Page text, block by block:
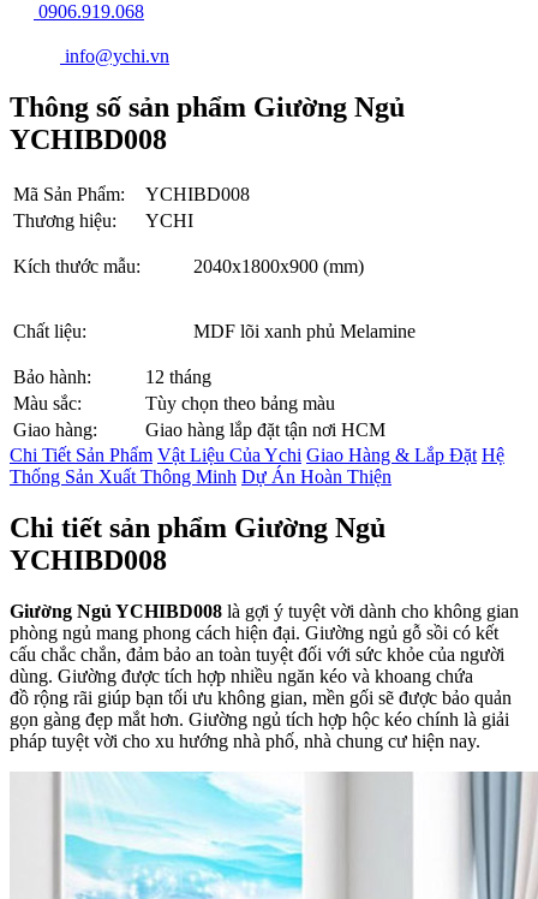
0906.919.068
info@ychi.vn
Thông số sản phẩm Giường Ngủ
YCHIBD008
Mã Sản Phẩm:
YCHIBD008
Thương hiệu:
YCHI
Kích thước mẫu: 2040x1800x900 (mm)
Chất liệu: MDF lõi xanh phủ Melamine
Bảo hành:
12 tháng
Màu sắc:
Tùy chọn theo bảng màu
Giao hàng:
Giao hàng lắp đặt tận nơi HCM
Chi Tiết Sản Phẩm Vật Liệu Của Ychi Giao Hàng & Lắp Đặt Hệ
Thống Sản Xuất Thông Minh Dự Án Hoàn Thiện
Chi tiết sản phẩm Giường Ngủ
YCHIBD008
Giường Ngủ YCHIBD008 là gợi ý tuyệt vời dành cho không gian
phòng ngủ mang phong cách hiện đại. Giường ngủ gỗ sồi có kết
cấu chắc chắn, đảm bảo an toàn tuyệt đối với sức khỏe của người
dùng. Giường được tích hợp nhiều ngăn kéo và khoang chứa
đồ rộng rãi giúp bạn tối ưu không gian, mền gối sẽ được bảo quản
gọn gàng đẹp mắt hơn. Giường ngủ tích hợp hộc kéo chính là giải
pháp tuyệt vời cho xu hướng nhà phố, nhà chung cư hiện nay.